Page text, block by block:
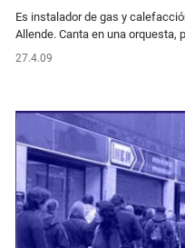
Es instalador de gas y
Allende. Canta en una orquesta,
27.4.09